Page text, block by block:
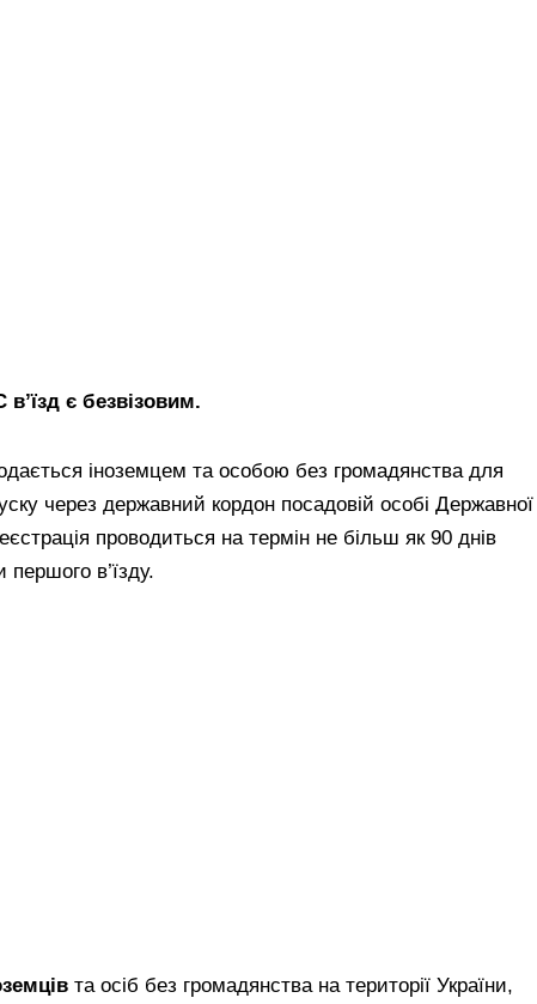
є безвізовим.
іноземцем та особою без громадянства для
через державний кордон посадовій особі Державної
проводиться на термін не більш як 90 днів
першого в’їзду.
та осіб без громадянства на території України,